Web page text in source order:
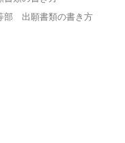
部 出願書類の書き方